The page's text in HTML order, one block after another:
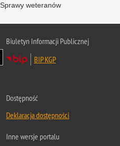
Sprawy weteranów
Biuletyn Informacji Publicznej
BIP KGP
Dostępność
Deklaracja dostępności
Inne wersje portalu